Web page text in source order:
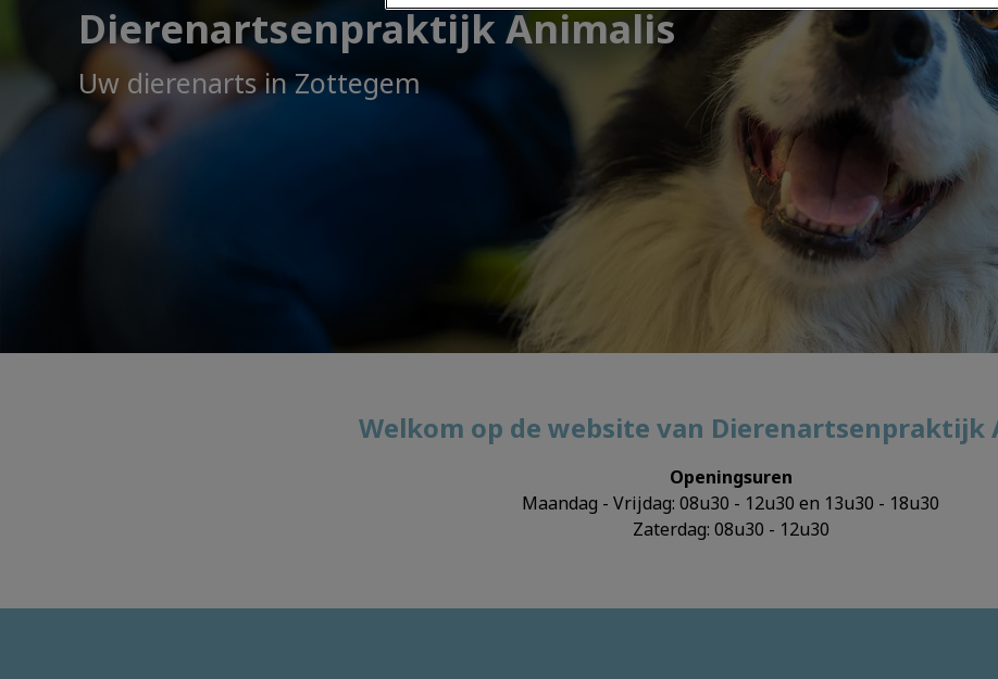
Dierenartsenpraktijk Animalis
Uw dierenarts in Zottegem
Welkom op de website van Dierenartsenpraktijk
Openingsuren
Maandag - Vrijdag: 08u30 - 12u30 en 13u30 - 18u30
Zaterdag: 08u30 - 12u30